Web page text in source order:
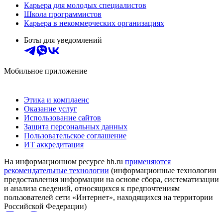
Карьера для молодых специалистов
Школа программистов
Карьера в некоммерческих организациях
Боты для уведомлений
Мобильное приложение
Этика и комплаенс
Оказание услуг
Использование сайтов
Защита персональных данных
Пользовательское соглашение
ИТ аккредитация
На информационном ресурсе hh.ru применяются
рекомендательные технологии (информационные технологии
предоставления информации на основе сбора, систематизации
и анализа сведений, относящихся к предпочтениям
пользователей сети «Интернет», находящихся на территории
Российской Федерации)